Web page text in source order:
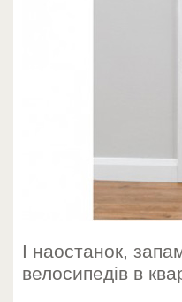
І наостанок,
велосипедів в